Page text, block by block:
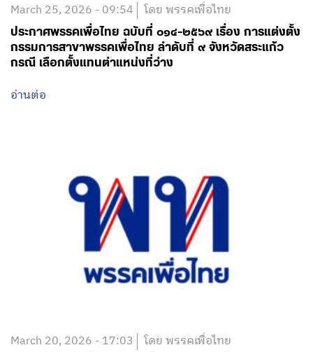
March 25, 2026 - 09:54 โดย พรรคเพื่อไทย
ประกาศพรรคเพื่อไทย ฉบับที่ ๐๑๔-๒๕๖๙ เรื่อง การแต่งตั้ง
กรรมการสาขาพรรคเพื่อไทย ลำดับที่ ๙ จังหวัดสระแก้ว
กรณี เลือกตั้งแทนตำแหน่งที่ว่าง
อ่านต่อ
March 20, 2026 - 17:03 โดย พรรคเพื่อไทย